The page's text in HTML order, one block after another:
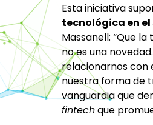
Esta iniciativa
tecnológica en
Massanell: “Que
no es una
relacionarnos con
nuestra forma de
vanguardia que
fintechque